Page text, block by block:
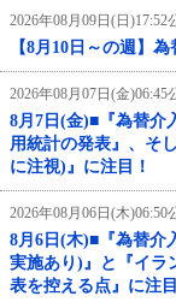
2026年08月09日(日)17:52
【8月10日～の週】
2026年08月07日(金)06:45
8月7日(金)■『為替介
用統計の発表』、そ
に注視)』に注目！
2026年08月06日(木)06:50
8月6日(木)■『為替介
実施あり)』と『イラ
表を控える点』に注目